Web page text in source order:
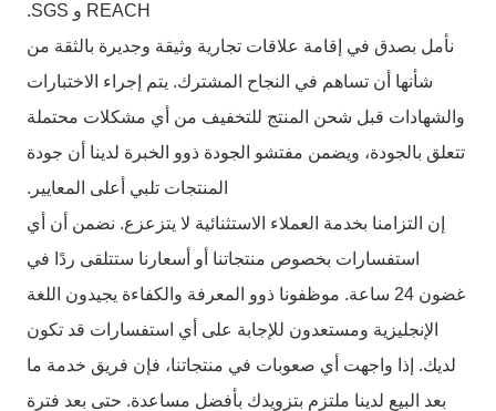
REACH و SGS.
نأمل بصدق في إقامة علاقات تجارية وثيقة وجديرة بالثقة من
شأنها أن تساهم في النجاح المشترك. يتم إجراء الاختبارات
والشهادات قبل شحن المنتج للتخفيف من أي مشكلات محتملة
تتعلق بالجودة، ويضمن مفتشو الجودة ذوو الخبرة لدينا أن جودة
المنتجات تلبي أعلى المعايير.
إن التزامنا بخدمة العملاء الاستثنائية لا يتزعزع. نضمن أن أي
استفسارات بخصوص منتجاتنا أو أسعارنا ستتلقى ردًا في
غضون 24 ساعة. موظفونا ذوو المعرفة والكفاءة يجيدون اللغة
الإنجليزية ومستعدون للإجابة على أي استفسارات قد تكون
لديك. إذا واجهت أي صعوبات في منتجاتنا، فإن فريق خدمة ما
بعد البيع لدينا ملتزم بتزويدك بأفضل مساعدة. حتى بعد فترة